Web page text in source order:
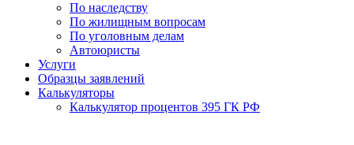
По наследству
По жилищным вопросам
По уголовным делам
Автоюристы
Услуги
Образцы заявлений
Калькуляторы
Калькулятор процентов 395 ГК РФ